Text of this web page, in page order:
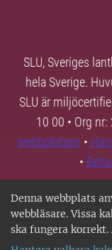
Denna webbplats
webbläsare. Vissa
ska fungera korrekt.
SLU, Sveriges
hela Sverige.
SLU är
10 00 • Org
webbplatsen •
•